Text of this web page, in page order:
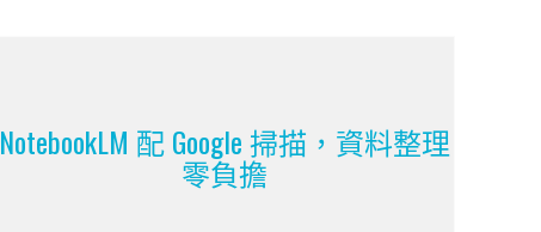
NotebookLM 配 Google 掃描，資料整理
零負擔